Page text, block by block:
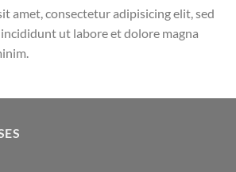
amet, consectetur adipisicing elit, sed
ut labore et dolore magna